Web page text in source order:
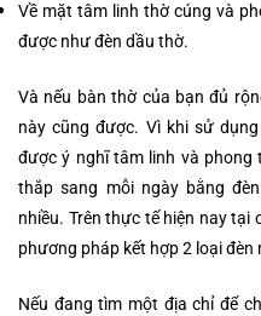
Về mặt tâm linh thờ cúng và
được như đèn dầu thờ.
Và nếu bàn thờ của bạn đủ
này cũng được. Vì khi sử
được ý nghĩ tâm linh và
thắp sang mỗi ngày bằng
nhiều. Trên thực tế hiện nay tại
phương pháp kết hợp 2 loại
Nếu đang tìm một địa chỉ để